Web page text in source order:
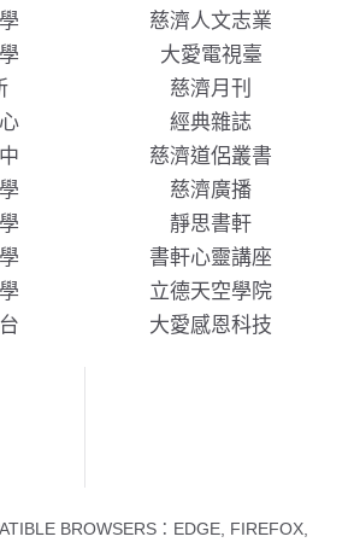
慈濟人文志業
大愛電視臺
慈濟月刊
經典雜誌
慈濟道侶叢書
慈濟廣播
靜思書軒
書軒心靈講座
立德天空學院
大愛感恩科技
BROWSERS：EDGE, FIREFOX,